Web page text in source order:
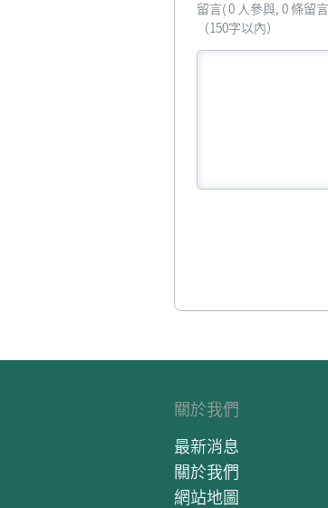
留言( 0 人參與, 0 條留
（150字以內）
關於我們
最新消息
關於我們
網站地圖